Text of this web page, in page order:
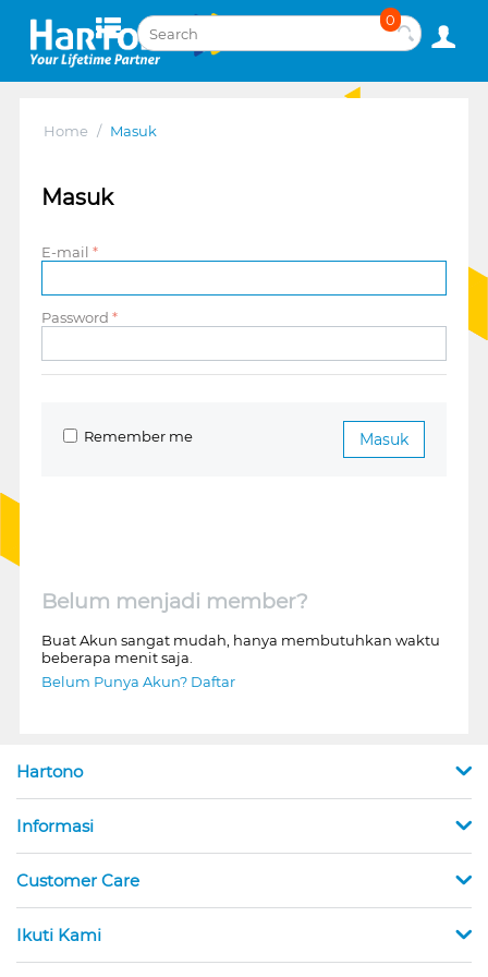
0
Home / Masuk
Masuk
E-mail
Password
Masuk
Remember me
Belum menjadi member?
Buat Akun sangat mudah, hanya membutuhkan waktu
beberapa menit saja.
Belum Punya Akun? Daftar
Hartono
Informasi
Customer Care
Ikuti Kami